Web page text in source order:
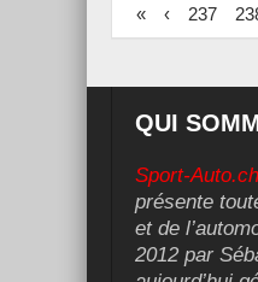
« ‹ 237
QUI
Sport-Auto.ch
présente
et de
2012 par